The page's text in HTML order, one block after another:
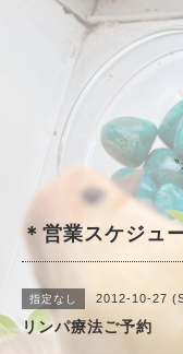
〝
＊営業スケジュ
指定なし 2012-10-27
リンパ療法ご予約